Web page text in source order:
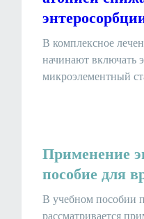
В комплексное
начинают включать
микроэлементный
Применение
пособие для
В учебном пособии
рассматривается